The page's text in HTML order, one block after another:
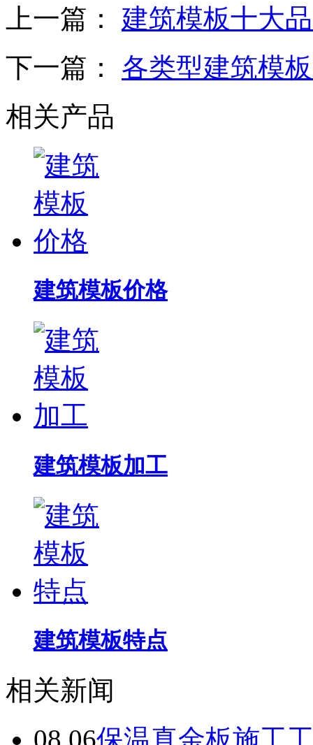
上一篇： 建筑模板十大
下一篇： 各类型建筑模
相关产品
建筑模板价格
建筑模板加工
建筑模板特点
相关新闻